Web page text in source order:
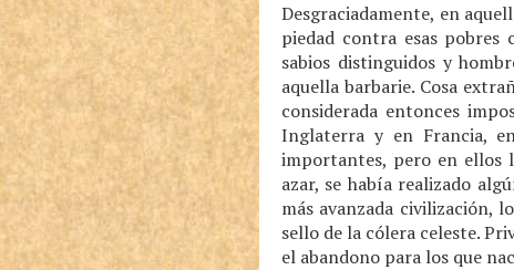
Desgraciadamente, en
piedad contra esas pobres
sabios distinguidos y
aquella barbarie. Cosa
considerada entonces
Inglaterra y en Francia,
importantes, pero en ellos
azar, se había realizado
más avanzada civilización,
sello de la cólera celeste.
el abandono para los que